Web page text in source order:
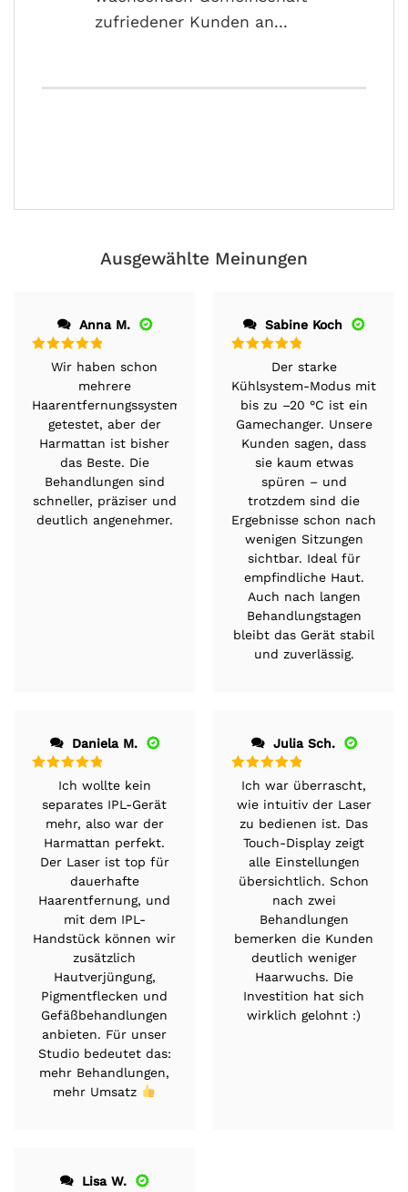
Bewertet
mit5von 5
Wir haben schon
mehrere
Haarentfernungssysteme
getestet, aber der
Harmattan ist bisher
das Beste. Die
Behandlungen sind
schneller, präziser und
deutlich angenehmer.
Bewertet
mit5von 5
Der starke
Kühlsystem-Modus mit
bis zu –20 °C ist ein
Gamechanger. Unsere
Kunden sagen, dass
sie kaum etwas
spüren – und
trotzdem sind die
Ergebnisse schon nach
wenigen Sitzungen
sichtbar. Ideal für
empfindliche Haut.
Auch nach langen
Behandlungstagen
bleibt das Gerät stabil
und zuverlässig.
Bewertet
mit5von 5
Ich wollte kein
separates IPL-Gerät
mehr, also war der
Harmattan perfekt.
Der Laser ist top für
dauerhafte
Haarentfernung, und
mit dem IPL-
Handstück können wir
zusätzlich
Hautverjüngung,
Pigmentflecken und
Gefäßbehandlungen
anbieten. Für unser
Studio bedeutet das:
mehr Behandlungen,
mehr Umsatz
Bewertet
mit5von 5
Ich war überrascht,
wie intuitiv der Laser
zu bedienen ist. Das
Touch-Display zeigt
alle Einstellungen
übersichtlich. Schon
nach zwei
Behandlungen
bemerken die Kunden
deutlich weniger
Haarwuchs. Die
Investition hat sich
wirklich gelohnt :)